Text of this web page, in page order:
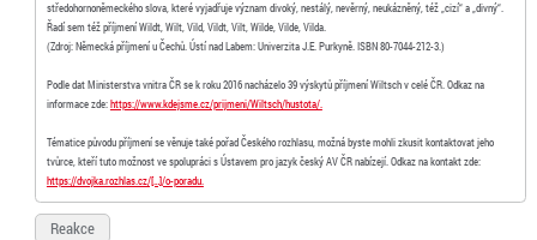
středohornoněmeckého slova, které vyjadřuje význam divoký, nestálý, nevěrný, neukázněný, též „cizí“ a „divný“.
Řadí sem též příjmení Wildt, Wilt, Vild, Vildt, Vilt, Wilde, Vilde, Vilda.
(Zdroj: Německá příjmení u Čechů. Ústí nad Labem: Univerzita J.E. Purkyně. ISBN 80-7044-212-3.)
Podle dat Ministerstva vnitra ČR se k roku 2016 nacházelo 39 výskytů příjmení Wiltsch v celé ČR. Odkaz na
informace zde:https://www.kdejsme.cz/prijmeni/Wiltsch/hustota/.
Tématice původu příjmení se věnuje také pořad Českého rozhlasu, možná byste mohli zkusit kontaktovat jeho
tvůrce, kteří tuto možnost ve spolupráci s Ústavem pro jazyk český AV ČR nabízejí. Odkaz na kontakt zde:
https://dvojka.rozhlas.cz/[…]/o-poradu.
Reakce